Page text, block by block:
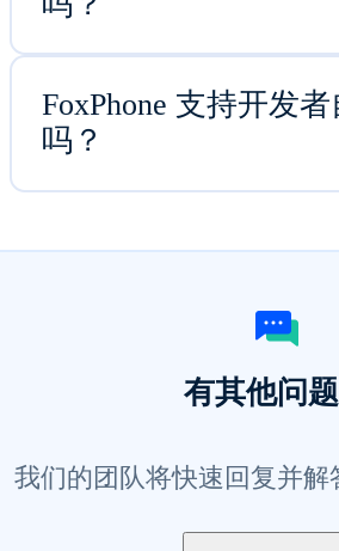
FoxPhone 支持开发
吗？
有其他问
我们的团队将快速回复并